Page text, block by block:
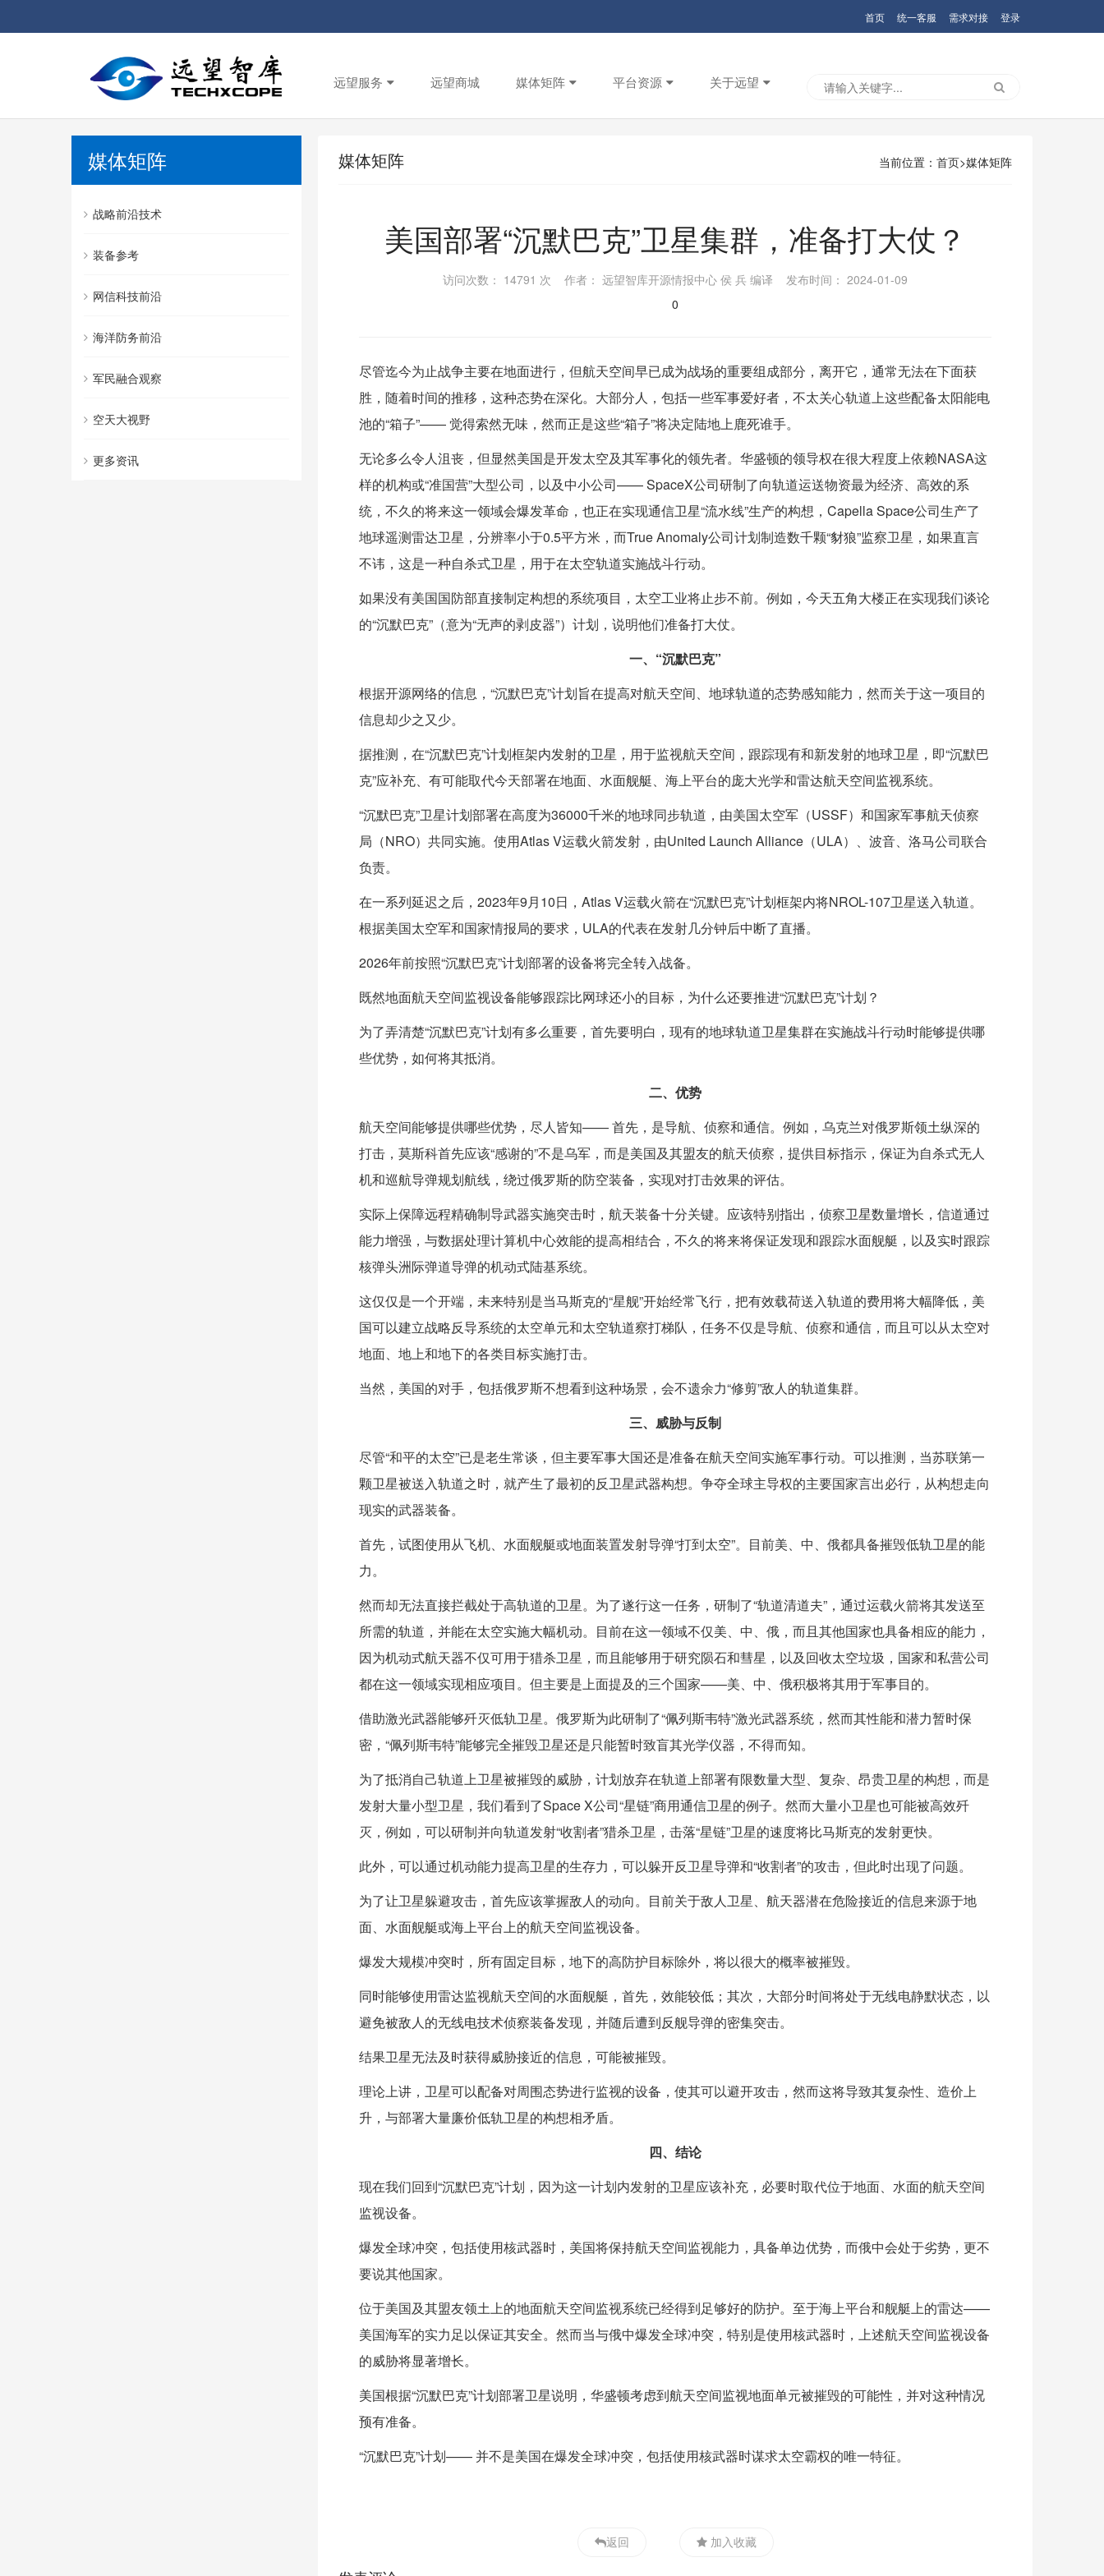
首页 统一客服 需求对接 登录
远望服务 远望商城 媒体矩阵 平台资源 关于远望
媒体矩阵
战略前沿技术
装备参考
网信科技前沿
海洋防务前沿
军民融合观察
空天大视野
更多资讯
当前位置： 首页>媒体矩阵
媒体矩阵
美国部署“沉默巴克”卫星集群，准备打大仗？
访问次数： 14791 次 作者： 远望智库开源情报中心 侯 兵 编译 发布时间： 2024-01-09
0
尽管迄今为止战争主要在地面进行，但航天空间早已成为战场的重要组成部分，离开它，通常无法在下面获
胜，随着时间的推移，这种态势在深化。大部分人，包括一些军事爱好者，不太关心轨道上这些配备太阳能电
池的“箱子”—— 觉得索然无味，然而正是这些“箱子”将决定陆地上鹿死谁手。
无论多么令人沮丧，但显然美国是开发太空及其军事化的领先者。华盛顿的领导权在很大程度上依赖NASA这
样的机构或“准国营”大型公司，以及中小公司—— SpaceX公司研制了向轨道运送物资最为经济、高效的系
统，不久的将来这一领域会爆发革命，也正在实现通信卫星“流水线”生产的构想，Capella Space公司生产了
地球遥测雷达卫星，分辨率小于0.5平方米，而True Anomaly公司计划制造数千颗“豺狼”监察卫星，如果直言
不讳，这是一种自杀式卫星，用于在太空轨道实施战斗行动。
如果没有美国国防部直接制定构想的系统项目，太空工业将止步不前。例如，今天五角大楼正在实现我们谈论
的“沉默巴克”（意为“无声的剥皮器”）计划，说明他们准备打大仗。
一、“沉默巴克”
根据开源网络的信息，“沉默巴克”计划旨在提高对航天空间、地球轨道的态势感知能力，然而关于这一项目的
信息却少之又少。
据推测，在“沉默巴克”计划框架内发射的卫星，用于监视航天空间，跟踪现有和新发射的地球卫星，即“沉默巴
克”应补充、有可能取代今天部署在地面、水面舰艇、海上平台的庞大光学和雷达航天空间监视系统。
“沉默巴克”卫星计划部署在高度为36000千米的地球同步轨道，由美国太空军（USSF）和国家军事航天侦察
局（NRO）共同实施。使用Atlas V运载火箭发射，由United Launch Alliance（ULA）、波音、洛马公司联合
负责。
在一系列延迟之后，2023年9月10日，Atlas V运载火箭在“沉默巴克”计划框架内将NROL-107卫星送入轨道。
根据美国太空军和国家情报局的要求，ULA的代表在发射几分钟后中断了直播。
2026年前按照“沉默巴克”计划部署的设备将完全转入战备。
既然地面航天空间监视设备能够跟踪比网球还小的目标，为什么还要推进“沉默巴克”计划？
为了弄清楚“沉默巴克”计划有多么重要，首先要明白，现有的地球轨道卫星集群在实施战斗行动时能够提供哪
些优势，如何将其抵消。
二、优势
航天空间能够提供哪些优势，尽人皆知—— 首先，是导航、侦察和通信。例如，乌克兰对俄罗斯领土纵深的
打击，莫斯科首先应该“感谢的”不是乌军，而是美国及其盟友的航天侦察，提供目标指示，保证为自杀式无人
机和巡航导弹规划航线，绕过俄罗斯的防空装备，实现对打击效果的评估。
实际上保障远程精确制导武器实施突击时，航天装备十分关键。应该特别指出，侦察卫星数量增长，信道通过
能力增强，与数据处理计算机中心效能的提高相结合，不久的将来将保证发现和跟踪水面舰艇，以及实时跟踪
核弹头洲际弹道导弹的机动式陆基系统。
这仅仅是一个开端，未来特别是当马斯克的“星舰”开始经常飞行，把有效载荷送入轨道的费用将大幅降低，美
国可以建立战略反导系统的太空单元和太空轨道察打梯队，任务不仅是导航、侦察和通信，而且可以从太空对
地面、地上和地下的各类目标实施打击。
当然，美国的对手，包括俄罗斯不想看到这种场景，会不遗余力“修剪”敌人的轨道集群。
三、威胁与反制
尽管“和平的太空”已是老生常谈，但主要军事大国还是准备在航天空间实施军事行动。可以推测，当苏联第一
颗卫星被送入轨道之时，就产生了最初的反卫星武器构想。争夺全球主导权的主要国家言出必行，从构想走向
现实的武器装备。
首先，试图使用从飞机、水面舰艇或地面装置发射导弹“打到太空”。目前美、中、俄都具备摧毁低轨卫星的能
力。
然而却无法直接拦截处于高轨道的卫星。为了遂行这一任务，研制了“轨道清道夫”，通过运载火箭将其发送至
所需的轨道，并能在太空实施大幅机动。目前在这一领域不仅美、中、俄，而且其他国家也具备相应的能力，
因为机动式航天器不仅可用于猎杀卫星，而且能够用于研究陨石和彗星，以及回收太空垃圾，国家和私营公司
都在这一领域实现相应项目。但主要是上面提及的三个国家——美、中、俄积极将其用于军事目的。
借助激光武器能够歼灭低轨卫星。俄罗斯为此研制了“佩列斯韦特”激光武器系统，然而其性能和潜力暂时保
密，“佩列斯韦特”能够完全摧毁卫星还是只能暂时致盲其光学仪器，不得而知。
为了抵消自己轨道上卫星被摧毁的威胁，计划放弃在轨道上部署有限数量大型、复杂、昂贵卫星的构想，而是
发射大量小型卫星，我们看到了Space X公司“星链”商用通信卫星的例子。然而大量小卫星也可能被高效歼
灭，例如，可以研制并向轨道发射“收割者”猎杀卫星，击落“星链”卫星的速度将比马斯克的发射更快。
此外，可以通过机动能力提高卫星的生存力，可以躲开反卫星导弹和“收割者”的攻击，但此时出现了问题。
为了让卫星躲避攻击，首先应该掌握敌人的动向。目前关于敌人卫星、航天器潜在危险接近的信息来源于地
面、水面舰艇或海上平台上的航天空间监视设备。
爆发大规模冲突时，所有固定目标，地下的高防护目标除外，将以很大的概率被摧毁。
同时能够使用雷达监视航天空间的水面舰艇，首先，效能较低；其次，大部分时间将处于无线电静默状态，以
避免被敌人的无线电技术侦察装备发现，并随后遭到反舰导弹的密集突击。
结果卫星无法及时获得威胁接近的信息，可能被摧毁。
理论上讲，卫星可以配备对周围态势进行监视的设备，使其可以避开攻击，然而这将导致其复杂性、造价上
升，与部署大量廉价低轨卫星的构想相矛盾。
四、结论
现在我们回到“沉默巴克”计划，因为这一计划内发射的卫星应该补充，必要时取代位于地面、水面的航天空间
监视设备。
爆发全球冲突，包括使用核武器时，美国将保持航天空间监视能力，具备单边优势，而俄中会处于劣势，更不
要说其他国家。
位于美国及其盟友领土上的地面航天空间监视系统已经得到足够好的防护。至于海上平台和舰艇上的雷达——
美国海军的实力足以保证其安全。然而当与俄中爆发全球冲突，特别是使用核武器时，上述航天空间监视设备
的威胁将显著增长。
美国根据“沉默巴克”计划部署卫星说明，华盛顿考虑到航天空间监视地面单元被摧毁的可能性，并对这种情况
预有准备。
“沉默巴克”计划—— 并不是美国在爆发全球冲突，包括使用核武器时谋求太空霸权的唯一特征。
返回 加入收藏